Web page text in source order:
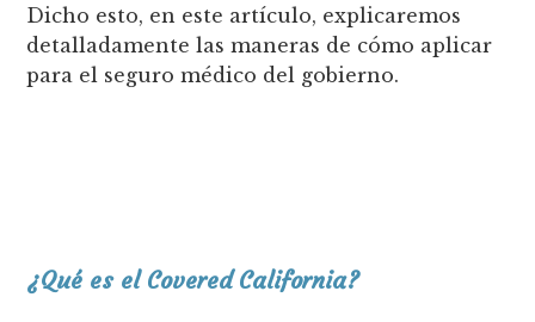
Dicho esto, en este artículo, explicaremos
detalladamente las maneras de cómo aplicar
para el seguro médico del gobierno.
¿Qué es el Covered California?